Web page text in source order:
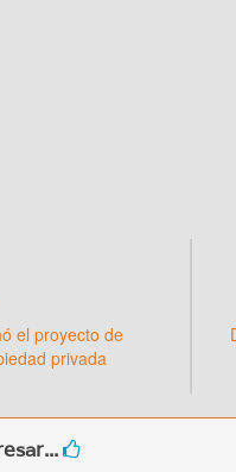
el proyecto de
privada